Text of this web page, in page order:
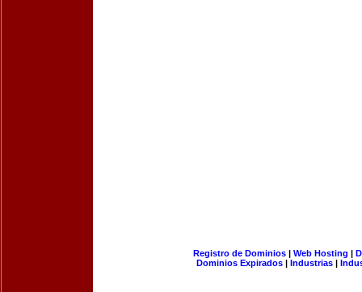
Registro de Dominios| Web Hosting |
Dominios Expirados | Industrias |